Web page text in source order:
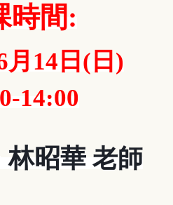
時間 :
月 14 日 ( 日 )
14:00
林昭華 老師